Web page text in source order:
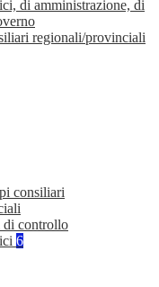
di amministrazione, di
regionali/provinciali
consiliari
di controllo
6